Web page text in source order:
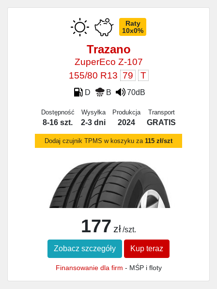
Raty
10x0%
Trazano
ZuperEco Z-107
155/80 R13 79 T
D B 70dB
Dostępność
8-16 szt.
Wysyłka
2-3 dni
Produkcja
2024
Transport
GRATIS
Dodaj czujnik TPMS w koszyku za 115 zł/szt
177 zł /szt.
Zobacz szczegóły Kup teraz
Finansowanie dla firm - MŚP i floty